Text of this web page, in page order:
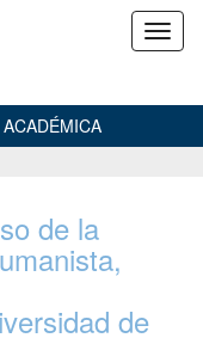
de la
de